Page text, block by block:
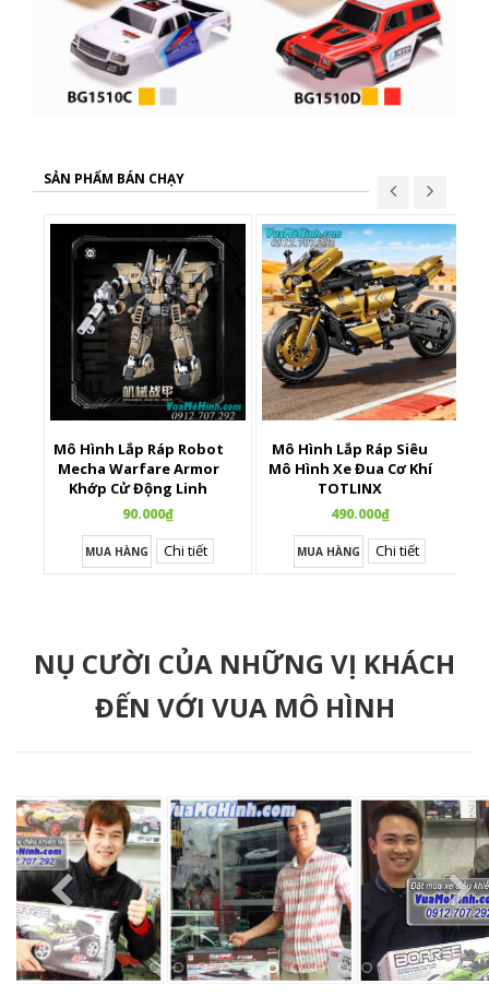
SẢN PHẨM BÁN CHẠY
Mô Hình Lắp Ráp Robot
Mecha Warfare Armor
Khớp Cử Động Linh
Hoạt
90.000₫
MUA HÀNG Chi tiết
Mô Hình Lắp Ráp Siêu
Mô Hình Xe Đua Cơ Khí
TOTLINX
490.000₫
MUA HÀNG Chi tiết
NỤ CƯỜI CỦA NHỮNG VỊ KHÁCH
ĐẾN VỚI VUA MÔ HÌNH